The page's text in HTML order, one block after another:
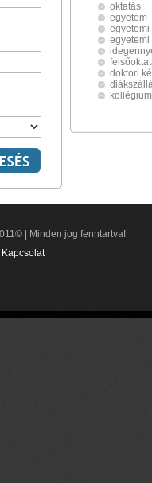
oktatás
egyetem
egyetemi
egyetemi
doktori
kollégium
| Minden jog fenntartva!
Kapcsolat